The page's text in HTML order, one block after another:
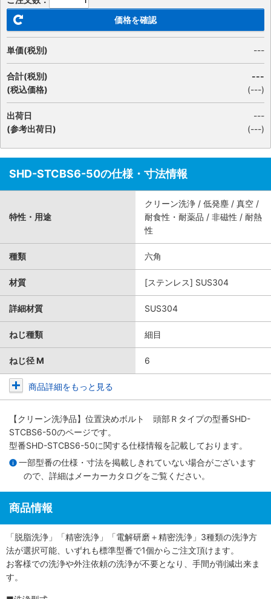
価格を確認
単価(税別) ---
合計(税別)
(税込価格)
---
(---)
出荷日
(参考出荷日)
---
(---)
SHD-STCBS6-50の仕様・寸法情報
特性・用途
クリーン洗浄 / 低発塵 / 真空 /
耐食性・耐薬品 / 非磁性 / 耐熱
性
種類 六角
材質 [ステンレス] SUS304
詳細材質 SUS304
ねじ種類 細目
ねじ径 M 6
商品詳細をもっと見る
【クリーン洗浄品】位置決めボルト 頭部Ｒタイプの型番SHD-
STCBS6-50のページです。
型番SHD-STCBS6-50に関する仕様情報を記載しております。
一部型番の仕様・寸法を掲載しきれていない場合がございます
ので、詳細は メーカーカタログをご覧ください。
商品情報
「脱脂洗浄」「精密洗浄」「電解研磨＋精密洗浄」3種類の洗浄方
法が選択可能、いずれも標準型番で1個からご注文頂けます。
お客様での洗浄や外注依頼の洗浄が不要となり、手間が削減出来ま
す。